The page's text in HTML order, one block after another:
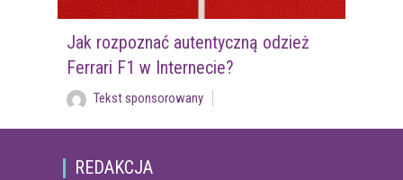
Jak rozpoznać autentyczną odzież
Ferrari F1 w Internecie?
Tekst sponsorowany
REDAKCJA